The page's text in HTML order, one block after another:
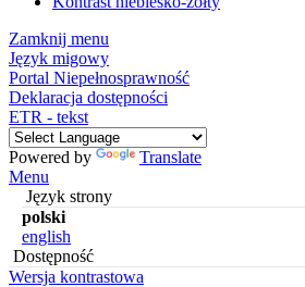
Zamknij menu
Język migowy
Portal Niepełnosprawność
Deklaracja dostępności
ETR - tekst
Powered by
Translate
Menu
Język strony
polski
english
Dostępność
Wersja kontrastowa